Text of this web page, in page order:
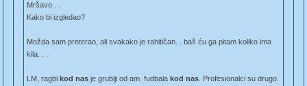
Mršavo . .
Kako bi izgledao?
Možda sam preterao, ali svakako je rahitičan. . baš ću ga pitam koliko ima
kila. . .
LM, ragbi kod nas je grublji od am. fudbala kod nas . Profesionalci su drugo.